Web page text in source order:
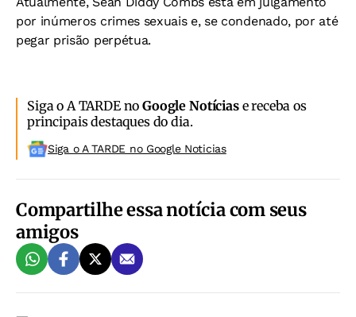
por inúmeros crimes sexuais e, se condenado, por até
pegar prisão perpétua.
Siga o A TARDE noGoogle Notíciase receba os
principais destaques do dia.
Siga o A TARDE no Google Noticias
Compartilhe essa notícia com seus
amigos